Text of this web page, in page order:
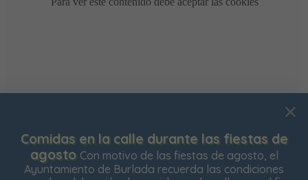
Bonificación de la Contribución
está abierto el plazo para solicitar la
Impuesto de Contribución Territorial para el
Usamos cookies para mejorar su experiencia de
navegación en nuestra web, para mostrarle contenidos
personalizados y analizar el tráfico de nuestra web.